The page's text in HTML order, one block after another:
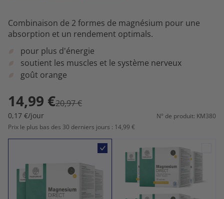
Combinaison de 2 formes de magnésium pour une
absorption et un rendement optimals.
pour plus d'énergie
soutient les muscles et le système nerveux
goût orange
14,99 €20,97 €
0,17 €/jour
N° de produit: KM380
Prix le plus bas des 30 derniers jours : 14,99 €